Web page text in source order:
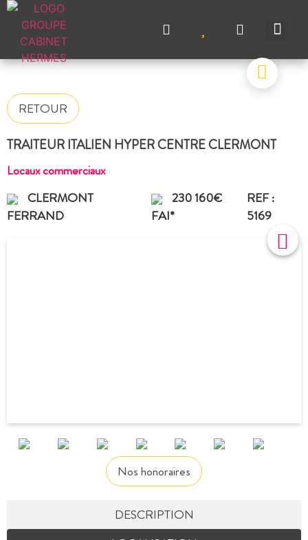
RETOUR
TRAITEUR ITALIEN HYPER CENTRE CLERMONT
Locaux commerciaux
CLERMONT
FERRAND
230 160€
FAI*
REF :
5169
Nos honoraires
DESCRIPTION